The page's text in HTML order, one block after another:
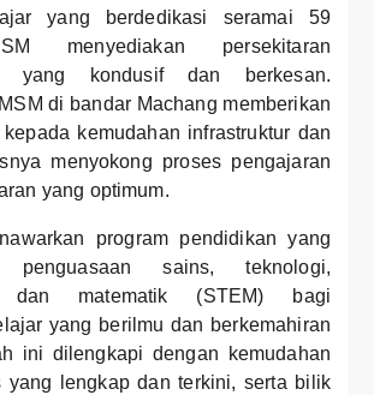
yang berdedikasi seramai 59
menyediakan persekitaran
yang kondusif dan berkesan.
di bandar Machang memberikan
kemudahan infrastruktur dan
menyokong proses pengajaran
yang optimum.
program pendidikan yang
penguasaan sains, teknologi,
dan matematik (STEM) bagi
yang berilmu dan berkemahiran
ini dilengkapi dengan kemudahan
yang lengkap dan terkini, serta bilik